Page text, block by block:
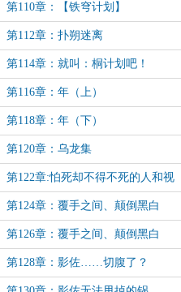
第110章：【铁穹计划】
第112章：扑朔迷离
第114章：就叫：桐计划吧！
第116章：年（上）
第118章：年（下）
第120章：乌龙集
第122章:怕死却不得不死的人和视
死如归的人
第124章：覆手之间、颠倒黑白
（上）
第126章：覆手之间、颠倒黑白
（下）
第128章：影佐……切腹了？